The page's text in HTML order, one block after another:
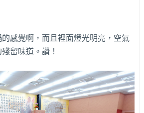
感覺啊，而且裡面燈光明亮，空氣
留味道。讚！